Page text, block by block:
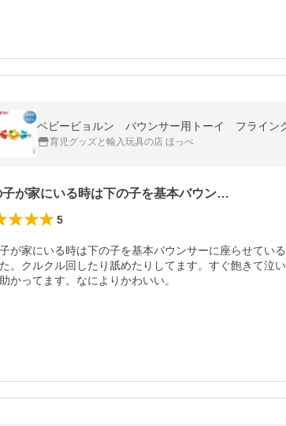
ベビービョルン バウンサー用トーイ フライン
育児グッズと輸入玩具の店 ほっぺ
子が家にいる時は下の子を基本バウン…
5
子が家にいる時は下の子を基本バウンサーに座らせてい
。クルクル回したり舐めたりしてます。すぐ飽きて泣
かってます。なによりかわいい。